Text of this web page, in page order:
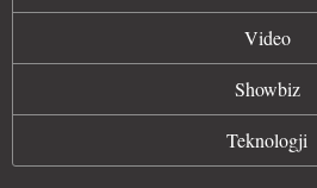
Video
Showbiz
Teknologji